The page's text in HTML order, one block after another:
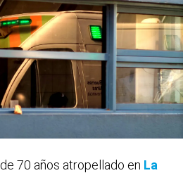
de 70 años atropellado en La